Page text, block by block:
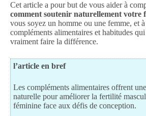
Cet article a pour but de vous aider à
comment soutenir naturellement votre
vous soyez un homme ou une femme, et
compléments alimentaires et habitudes
vraiment faire la différence.
l’article en bref
Les compléments alimentaires offrent
naturelle pour améliorer la fertilité
féminine face aux défis de conception.